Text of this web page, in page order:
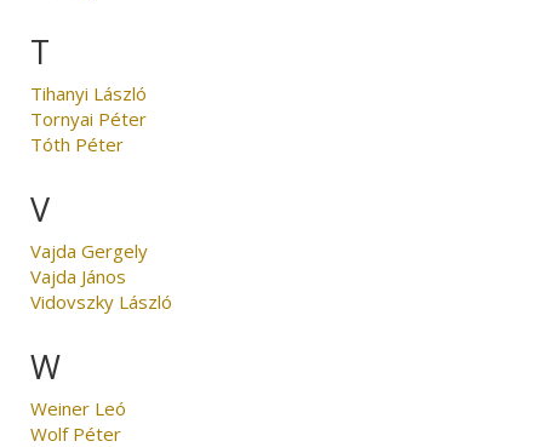
T
Tihanyi László
Tornyai Péter
Tóth Péter
V
Vajda Gergely
Vajda János
Vidovszky László
W
Weiner Leó
Wolf Péter